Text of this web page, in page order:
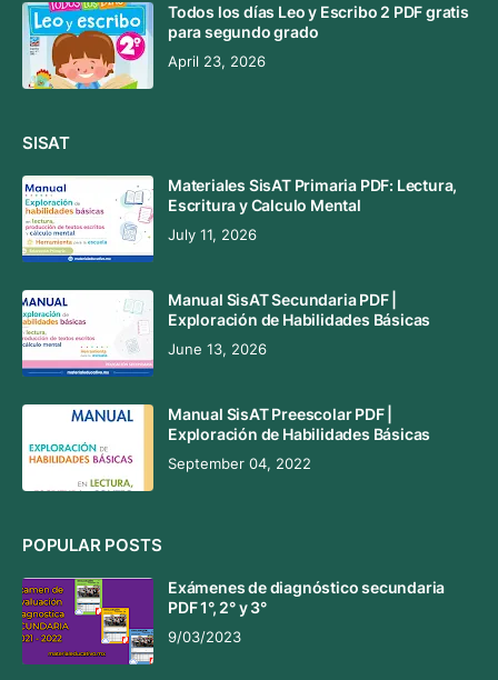
Todos los días Leo y Escribo 2 PDF gratis
para segundo grado
April 23, 2026
SISAT
Materiales SisAT Primaria PDF: Lectura,
Escritura y Calculo Mental
July 11, 2026
Manual SisAT Secundaria PDF |
Exploración de Habilidades Básicas
June 13, 2026
Manual SisAT Preescolar PDF |
Exploración de Habilidades Básicas
September 04, 2022
POPULAR POSTS
Exámenes de diagnóstico secundaria
PDF 1°, 2° y 3°
9/03/2023